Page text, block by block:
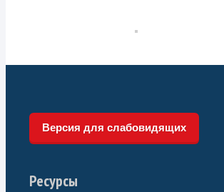
Версия для слабовидящих
Ресурсы